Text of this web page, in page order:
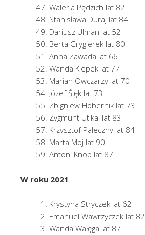
Waleria Pędzich lat 82
Stanisława Duraj lat 84
Dariusz Ulman lat 52
Berta Grygierek lat 80
Anna Zawada lat 66
Wanda Klepek lat 77
Marian Owczarzy lat 70
Józef Ślęk lat 73
Zbigniew Hobernik lat 73
Zygmunt Utikal lat 83
Krzysztof Paleczny lat 84
Marta Moj lat 90
Antoni Knop lat 87
W roku 2021
Krystyna Stryczek lat 62
Emanuel Wawrzyczek lat 82
Wanda Wałęga lat 87